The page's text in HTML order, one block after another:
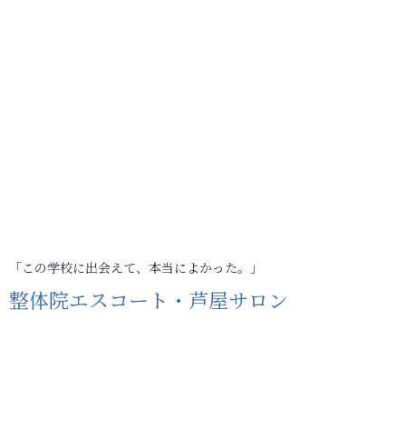
「この学校に出会えて、本当によかった。」
整体院エスコート・芦屋サロン